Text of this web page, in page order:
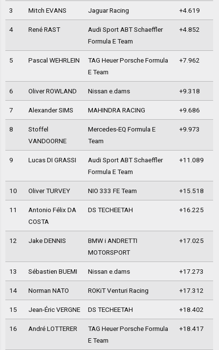
3 Mitch EVANS Jaguar Racing +4.619
4 René RAST
Audi Sport ABT Schaeffler
Formula E Team
+4.852
5 Pascal WEHRLEIN
TAG Heuer Porsche Formula
E Team
+7.962
6 Oliver ROWLAND Nissan e.dams +9.318
7 Alexander SIMS MAHINDRA RACING +9.686
8
Stoffel
VANDOORNE
Mercedes-EQ Formula E
Team
+9.973
9 Lucas DI GRASSI
Audi Sport ABT Schaeffler
Formula E Team
+11.089
10 Oliver TURVEY NIO 333 FE Team +15.518
11
Antonio Félix DA
COSTA
DS TECHEETAH +16.225
12 Jake DENNIS
BMW i ANDRETTI
MOTORSPORT
+17.025
13 Sébastien BUEMI Nissan e.dams +17.273
14 Norman NATO ROKiT Venturi Racing +17.312
15 Jean-Éric VERGNE DS TECHEETAH +18.402
16 André LOTTERER
TAG Heuer Porsche Formula
E Team
+18.417